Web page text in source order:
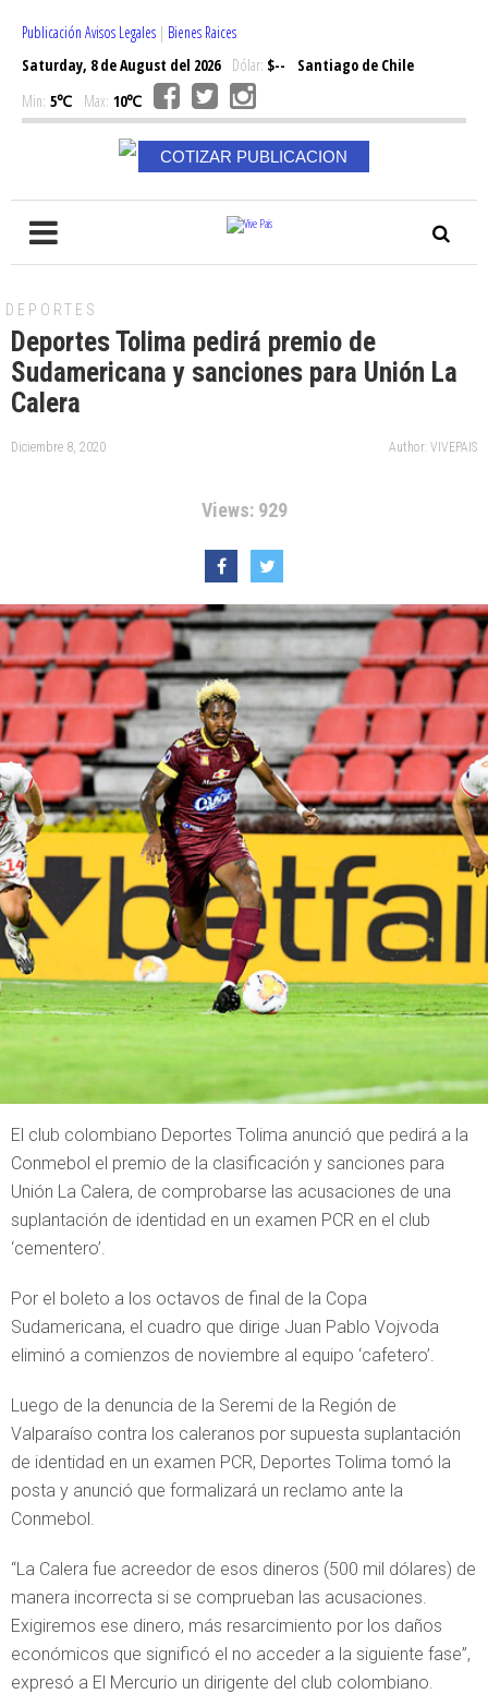
Publicación Avisos Legales | Bienes Raices
Saturday, 8 de August del 2026Dólar: $--
Santiago de Chile
Min: 5℃ Max: 10℃
COTIZAR PUBLICACION
DEPORTES
Deportes Tolima pedirá premio de
Sudamericana y sanciones para Unión La
Calera
Diciembre 8, 2020 Author: VIVEPAIS
Views: 929
El club colombiano Deportes Tolima anunció que pedirá a la
Conmebol el premio de la clasificación y sanciones para
Unión La Calera, de comprobarse las acusaciones de una
suplantación de identidad en un examen PCR en el club
‘cementero’.
Por el boleto a los octavos de final de la Copa
Sudamericana, el cuadro que dirige Juan Pablo Vojvoda
eliminó a comienzos de noviembre al equipo ‘cafetero’.
Luego de la denuncia de la Seremi de la Región de
Valparaíso contra los caleranos por supuesta suplantación
de identidad en un examen PCR, Deportes Tolima tomó la
posta y anunció que formalizará un reclamo ante la
Conmebol.
“La Calera fue acreedor de esos dineros (500 mil dólares) de
manera incorrecta si se comprueban las acusaciones.
Exigiremos ese dinero, más resarcimiento por los daños
económicos que significó el no acceder a la siguiente fase”,
expresó a El Mercurio un dirigente del club colombiano.